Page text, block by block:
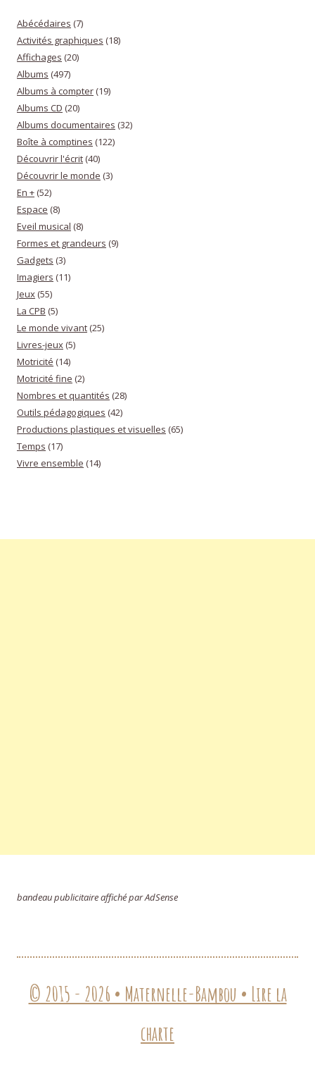
Abécédaires (7)
Activités graphiques (18)
Affichages (20)
Albums (497)
Albums à compter (19)
Albums CD (20)
Albums documentaires (32)
Boîte à comptines (122)
Découvrir l'écrit (40)
Découvrir le monde (3)
En + (52)
Espace (8)
Eveil musical (8)
Formes et grandeurs (9)
Gadgets (3)
Imagiers (11)
Jeux (55)
La CPB (5)
Le monde vivant (25)
Livres-jeux (5)
Motricité (14)
Motricité fine (2)
Nombres et quantités (28)
Outils pédagogiques (42)
Productions plastiques et visuelles (65)
Temps (17)
Vivre ensemble (14)
bandeau publicitaire affiché par AdSense
© 2015 - 2026 • Maternelle-Bambou • Lire la
charte